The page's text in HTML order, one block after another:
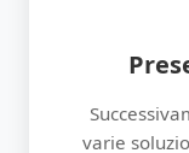
varie